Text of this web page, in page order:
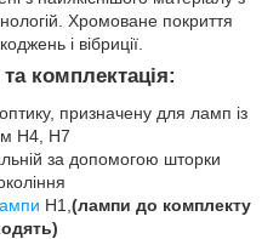
Хромоване покриття
і вібриції.
комплектація:
призначену для ламп із
H4, H7
за допомогою шторки
H1, (лампи до комплекту